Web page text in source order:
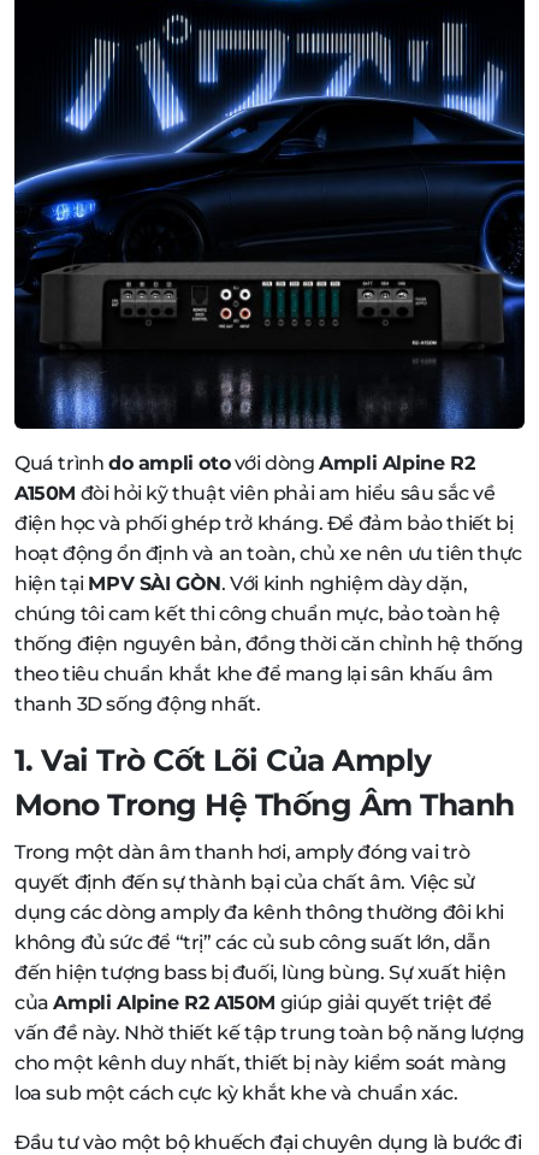
Quá trình do ampli otovới dòngAmpli Alpine R2
A150M đòi hỏi kỹ thuật viên phải am hiểu sâu sắc về
điện học và phối ghép trở kháng. Để đảm bảo thiết bị
hoạt động ổn định và an toàn, chủ xe nên ưu tiên thực
hiện tại MPV SÀI GÒN. Với kinh nghiệm dày dặn,
chúng tôi cam kết thi công chuẩn mực, bảo toàn hệ
thống điện nguyên bản, đồng thời căn chỉnh hệ thống
theo tiêu chuẩn khắt khe để mang lại sân khấu âm
thanh 3D sống động nhất.
1. Vai Trò Cốt Lõi Của Amply
Mono Trong Hệ Thống Âm Thanh
Trong một dàn âm thanh hơi, amply đóng vai trò
quyết định đến sự thành bại của chất âm. Việc sử
dụng các dòng amply đa kênh thông thường đôi khi
không đủ sức để “trị” các củ sub công suất lớn, dẫn
đến hiện tượng bass bị đuối, lùng bùng. Sự xuất hiện
củaAmpli Alpine R2 A150M giúp giải quyết triệt để
vấn đề này. Nhờ thiết kế tập trung toàn bộ năng lượng
cho một kênh duy nhất, thiết bị này kiểm soát màng
loa sub một cách cực kỳ khắt khe và chuẩn xác.
Đầu tư vào một bộ khuếch đại chuyên dụng là bước đi